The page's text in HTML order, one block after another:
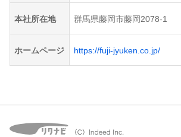
本社所在地 群馬県藤岡市藤岡2078-1
ホームページ https://fuji-jyuken.co.jp/